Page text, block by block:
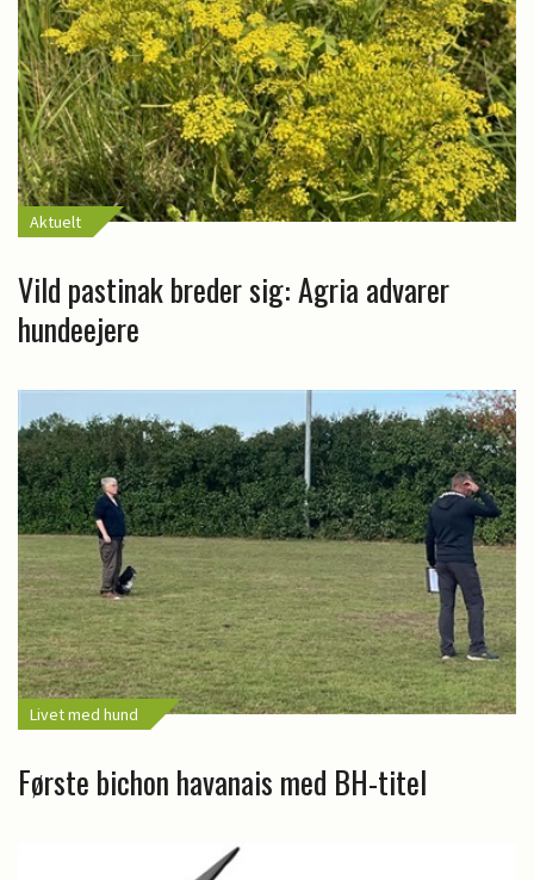
Aktuelt
Vild pastinak breder sig: Agria advarer
hundeejere
Livet med hund
Første bichon havanais med BH-titel